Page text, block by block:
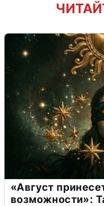
«Август
возможности»: